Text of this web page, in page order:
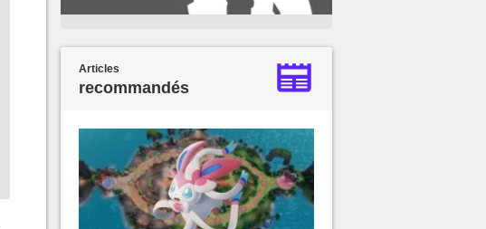
Articles
recommandés